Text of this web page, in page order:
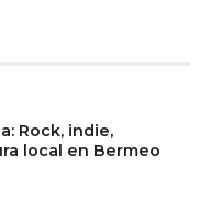
Rock, indie,
local en Bermeo